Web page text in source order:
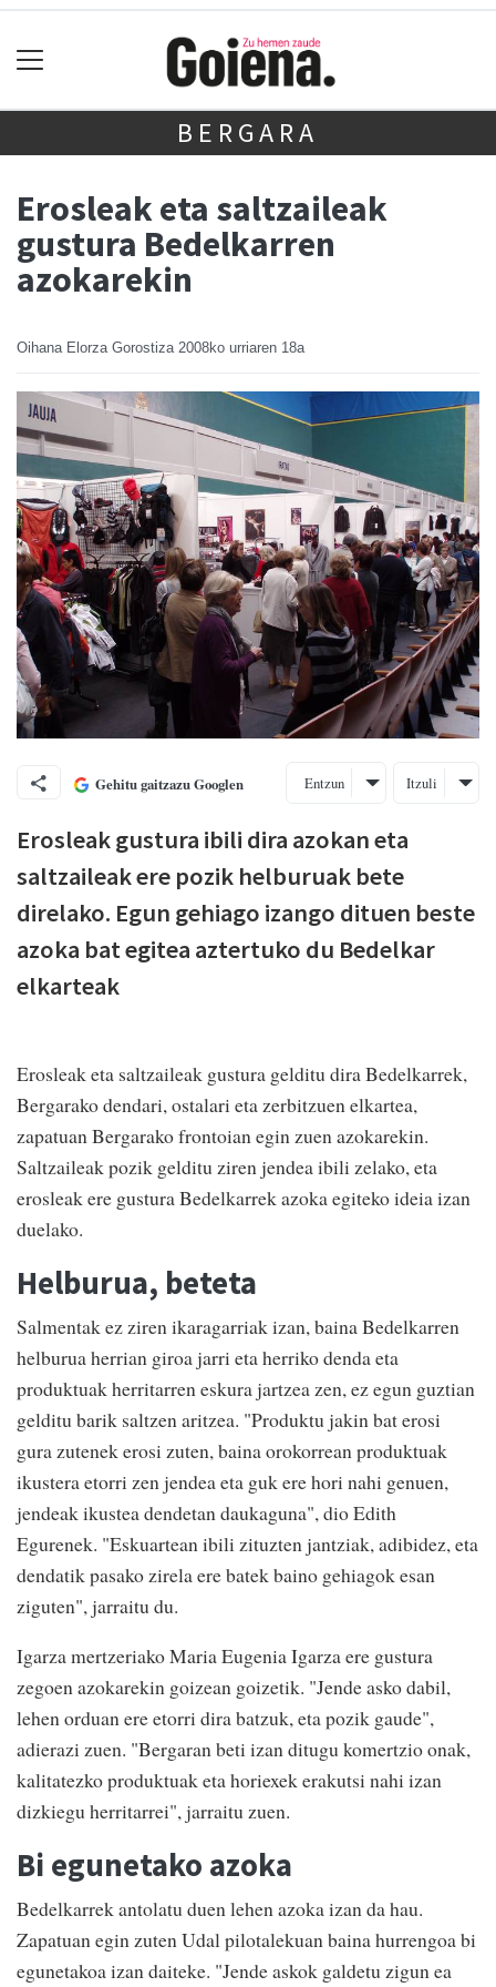
BERGARA
Erosleak eta saltzaileak
gustura Bedelkarren
azokarekin
Oihana Elorza Gorostiza 2008ko urriaren 18a
Gehitu gaitzazu Googlen Entzun Itzuli
Erosleak gustura ibili dira azokan eta
saltzaileak ere pozik helburuak bete
direlako. Egun gehiago izango dituen beste
azoka bat egitea aztertuko du Bedelkar
elkarteak
Erosleak eta saltzaileak gustura gelditu dira Bedelkarrek,
Bergarako dendari, ostalari eta zerbitzuen elkartea,
zapatuan Bergarako frontoian egin zuen azokarekin.
Saltzaileak pozik gelditu ziren jendea ibili zelako, eta
erosleak ere gustura Bedelkarrek azoka egiteko ideia izan
duelako.
Helburua, beteta
Salmentak ez ziren ikaragarriak izan, baina Bedelkarren
helburua herrian giroa jarri eta herriko denda eta
produktuak herritarren eskura jartzea zen, ez egun guztian
gelditu barik saltzen aritzea. "Produktu jakin bat erosi
gura zutenek erosi zuten, baina orokorrean produktuak
ikustera etorri zen jendea eta guk ere hori nahi genuen,
jendeak ikustea dendetan daukaguna", dio Edith
Egurenek. "Eskuartean ibili zituzten jantziak, adibidez, eta
dendatik pasako zirela ere batek baino gehiagok esan
ziguten", jarraitu du.
Igarza mertzeriako Maria Eugenia Igarza ere gustura
zegoen azokarekin goizean goizetik. "Jende asko dabil,
lehen orduan ere etorri dira batzuk, eta pozik gaude",
adierazi zuen. "Bergaran beti izan ditugu komertzio onak,
kalitatezko produktuak eta horiexek erakutsi nahi izan
dizkiegu herritarrei", jarraitu zuen.
Bi egunetako azoka
Bedelkarrek antolatu duen lehen azoka izan da hau.
Zapatuan egin zuten Udal pilotalekuan baina hurrengoa bi
egunetakoa izan daiteke. "Jende askok galdetu zigun ea